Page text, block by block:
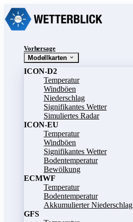
Vorhersage
Modellkarten
ICON-D2
Temperatur
Windböen
Niederschlag
Signifikantes Wetter
Simuliertes Radar
ICON-EU
Temperatur
Windböen
Signifikantes Wetter
Bodentemperatur
Bewölkung
ECMWF
Temperatur
Bodentemperatur
Akkumulierter Niederschlag
GFS